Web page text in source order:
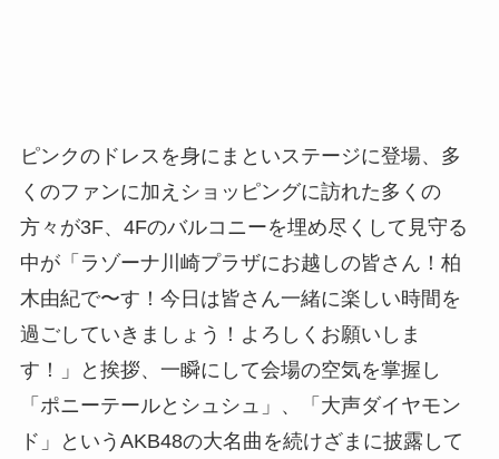
ピンクのドレスを身にまといステージに登場、多
くのファンに加えショッピングに訪れた多くの
方々が3F、4Fのバルコニーを埋め尽くして見守る
中が「ラゾーナ川崎プラザにお越しの皆さん！柏
木由紀で〜す！今日は皆さん一緒に楽しい時間を
過ごしていきましょう！よろしくお願いしま
す！」と挨拶、一瞬にして会場の空気を掌握し
「ポニーテールとシュシュ」、「大声ダイヤモン
ド」というAKB48の大名曲を続けざまに披露して